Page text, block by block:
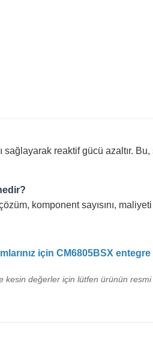
reaktif gücü azaltır.
komponent sayısını,
için CM6805BSX
değerler için lütfen ürünün